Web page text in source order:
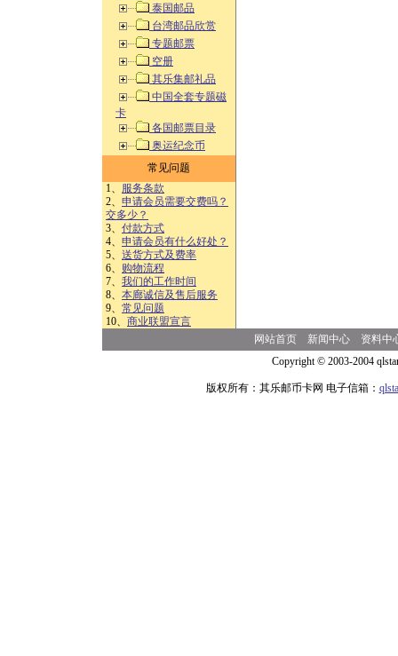
泰国邮品
台湾邮品欣赏
专题邮票
空册
其乐集邮礼品
中国全套专题磁
卡
各国邮票目录
奥运纪念币
常见问题
1、 服务条款
2、 申请会员需要交费吗？
交多少？
3、 付款方式
4、 申请会员有什么好处？
5、 送货方式及费率
6、 购物流程
7、 我们的工作时间
8、 本廊诚信及售后服务
9、 常见问题
10、 商业联盟宣言
网站首页 新闻中心
资料中
Copyright © 2003-2004
版权所有：其乐邮币卡网 电子信箱：